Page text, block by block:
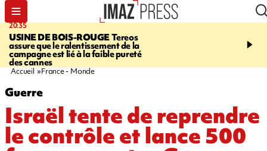
20:35
USINE DE BOIS-ROUGETereos
assure que le ralentissement de la
campagne est lié à la faible pureté
des cannes
05:30
téléphérique Papang à
Accueil France - Monde
Guerre
Israël tente de reprendre
le contrôle et lance 500